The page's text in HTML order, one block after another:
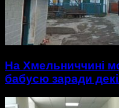
На Хмельниччині
бабусю заради